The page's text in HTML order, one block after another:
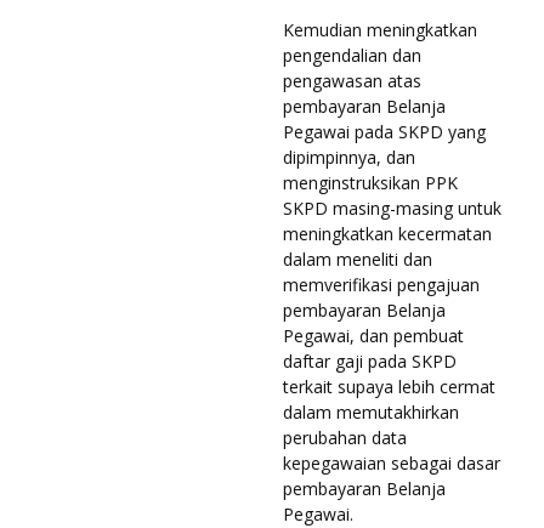
Kemudian meningkatkan
pengendalian dan
pengawasan atas
pembayaran Belanja
Pegawai pada SKPD yang
dipimpinnya, dan
menginstruksikan PPK
SKPD masing-masing untuk
meningkatkan kecermatan
dalam meneliti dan
memverifikasi pengajuan
pembayaran Belanja
Pegawai, dan pembuat
daftar gaji pada SKPD
terkait supaya lebih cermat
dalam memutakhirkan
perubahan data
kepegawaian sebagai dasar
pembayaran Belanja
Pegawai.